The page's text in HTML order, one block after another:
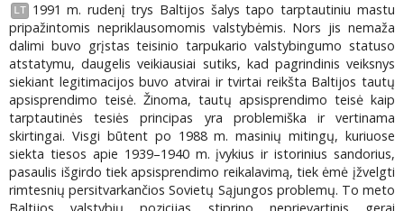
LT
1991 m. rudenį trys Baltijos šalys tapo tarptautiniu mastu
pripažintomis nepriklausomomis valstybėmis. Nors jis nemaža
dalimi buvo grįstas teisinio tarpukario valstybingumo statuso
atstatymu, daugelis veikiausiai sutiks, kad pagrindinis veiksnys
siekiant legitimacijos buvo atvirai ir tvirtai reikšta Baltijos tautų
apsisprendimo teisė. Žinoma, tautų apsisprendimo teisė kaip
tarptautinės tesiės principas yra problemiška ir vertinama
skirtingai. Visgi būtent po 1988 m. masinių mitingų, kuriuose
siekta tiesos apie 1939–1940 m. įvykius ir istorinius sandorius,
pasaulis išgirdo tiek apsisprendimo reikalavimą, tiek ėmė įžvelgti
rimtesnių persitvarkančios Sovietų Sąjungos problemų. To meto